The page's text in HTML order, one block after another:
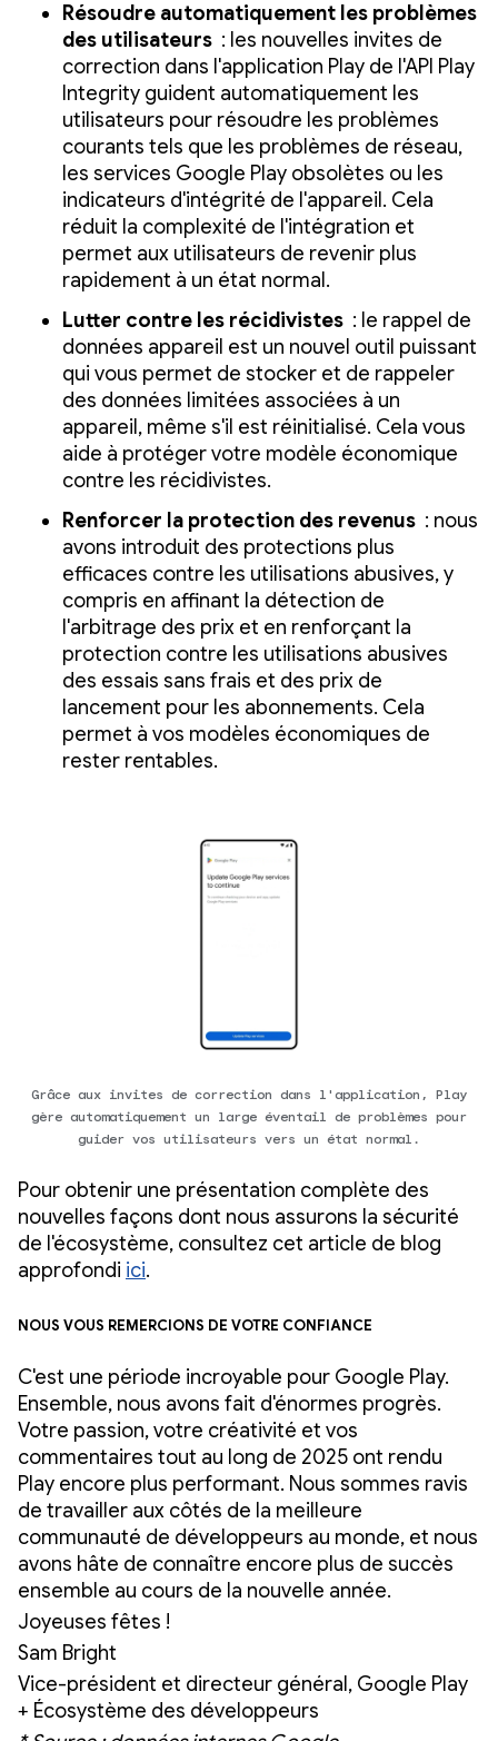
Résoudre automatiquement les problèmes
des utilisateurs : les nouvelles invites de
correction dans l'application Play de l'API Play
Integrity guident automatiquement les
utilisateurs pour résoudre les problèmes
courants tels que les problèmes de réseau,
les services Google Play obsolètes ou les
indicateurs d'intégrité de l'appareil. Cela
réduit la complexité de l'intégration et
permet aux utilisateurs de revenir plus
rapidement à un état normal.
Lutter contre les récidivistes : le rappel de
données appareil est un nouvel outil puissant
qui vous permet de stocker et de rappeler
des données limitées associées à un
appareil, même s'il est réinitialisé. Cela vous
aide à protéger votre modèle économique
contre les récidivistes.
Renforcer la protection des revenus : nous
avons introduit des protections plus
efficaces contre les utilisations abusives, y
compris en affinant la détection de
l'arbitrage des prix et en renforçant la
protection contre les utilisations abusives
des essais sans frais et des prix de
lancement pour les abonnements. Cela
permet à vos modèles économiques de
rester rentables.
Grâce aux invites de correction dans l'application, Play
gère automatiquement un large éventail de problèmes pour
guider vos utilisateurs vers un état normal.
Pour obtenir une présentation complète des
nouvelles façons dont nous assurons la sécurité
de l'écosystème, consultez cet article de blog
approfondi ici.
Nous vous remercions de votre confiance
C'est une période incroyable pour Google Play.
Ensemble, nous avons fait d'énormes progrès.
Votre passion, votre créativité et vos
commentaires tout au long de 2025 ont rendu
Play encore plus performant. Nous sommes ravis
de travailler aux côtés de la meilleure
communauté de développeurs au monde, et nous
avons hâte de connaître encore plus de succès
ensemble au cours de la nouvelle année.
Joyeuses fêtes !
Sam Bright
Vice-président et directeur général, Google Play
+ Écosystème des développeurs